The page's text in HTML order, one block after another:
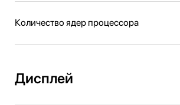
Количество ядер процессора
Дисплей